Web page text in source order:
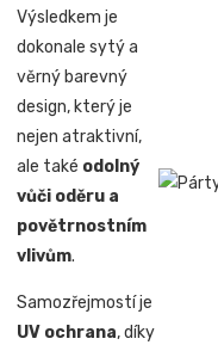
Výsledkem je
dokonale sytý a
věrný barevný
design, který je
nejen atraktivní,
ale také odolný
vůči oděru a
povětrnostním
vlivům.
Samozřejmostí je
UV ochrana, díky